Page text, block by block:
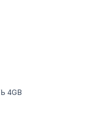
4GB